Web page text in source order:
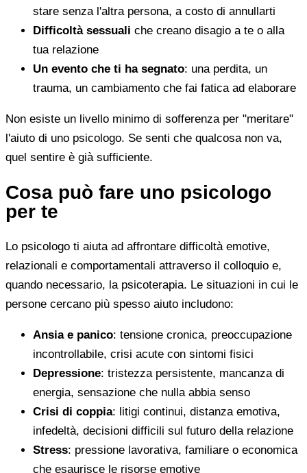
stare senza l'altra persona, a costo di annullarti
Difficoltà sessuali che creano disagio a te o alla
tua relazione
Un evento che ti ha segnato: una perdita, un
trauma, un cambiamento che fai fatica ad elaborare
Non esiste un livello minimo di sofferenza per "meritare"
l'aiuto di uno psicologo. Se senti che qualcosa non va,
quel sentire è già sufficiente.
Cosa può fare uno psicologo
per te
Lo psicologo ti aiuta ad affrontare difficoltà emotive,
relazionali e comportamentali attraverso il colloquio e,
quando necessario, la psicoterapia. Le situazioni in cui le
persone cercano più spesso aiuto includono:
Ansia e panico: tensione cronica, preoccupazione
incontrollabile, crisi acute con sintomi fisici
Depressione: tristezza persistente, mancanza di
energia, sensazione che nulla abbia senso
Crisi di coppia: litigi continui, distanza emotiva,
infedeltà, decisioni difficili sul futuro della relazione
Stress: pressione lavorativa, familiare o economica
che esaurisce le risorse emotive